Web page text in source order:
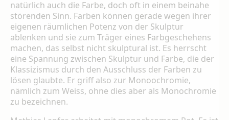
natürlich auch die Farbe, doch oft in einem beinahe
störenden Sinn. Farben können ge­rade wegen ihrer
eigenen räumlichen Potenz von der Skulptur
ablenken und sie zum Träger eines Farbgeschehens
machen, das selbst nicht skulptural ist. Es herrscht
eine Spannung zwischen Skulptur und Farbe, die der
Klassi­zismus durch den Ausschluss der Farben zu
lösen glaubte. Er griff also zur Monoochromie,
nämlich zum Weiss, ohne dies aber als Mono­chromie
zu bezeichnen.